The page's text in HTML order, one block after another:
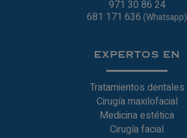
971 30 86 24
681 171 636(Whatsapp)
EXPERTOS EN
Tratamientos dentales
Cirugía maxilofacial
Medicina estética
Cirugía facial